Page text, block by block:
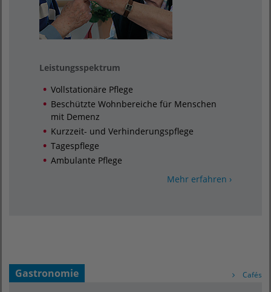
Leistungsspektrum
Vollstationäre Pflege
Beschützte Wohnbereiche für Menschen
mit Demenz
Kurzzeit- und Verhinderungspflege
Tagespflege
Ambulante Pflege
Mehr erfahren ›
Gastronomie Cafés